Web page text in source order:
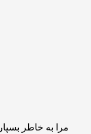
مرا به خاطر بسپار